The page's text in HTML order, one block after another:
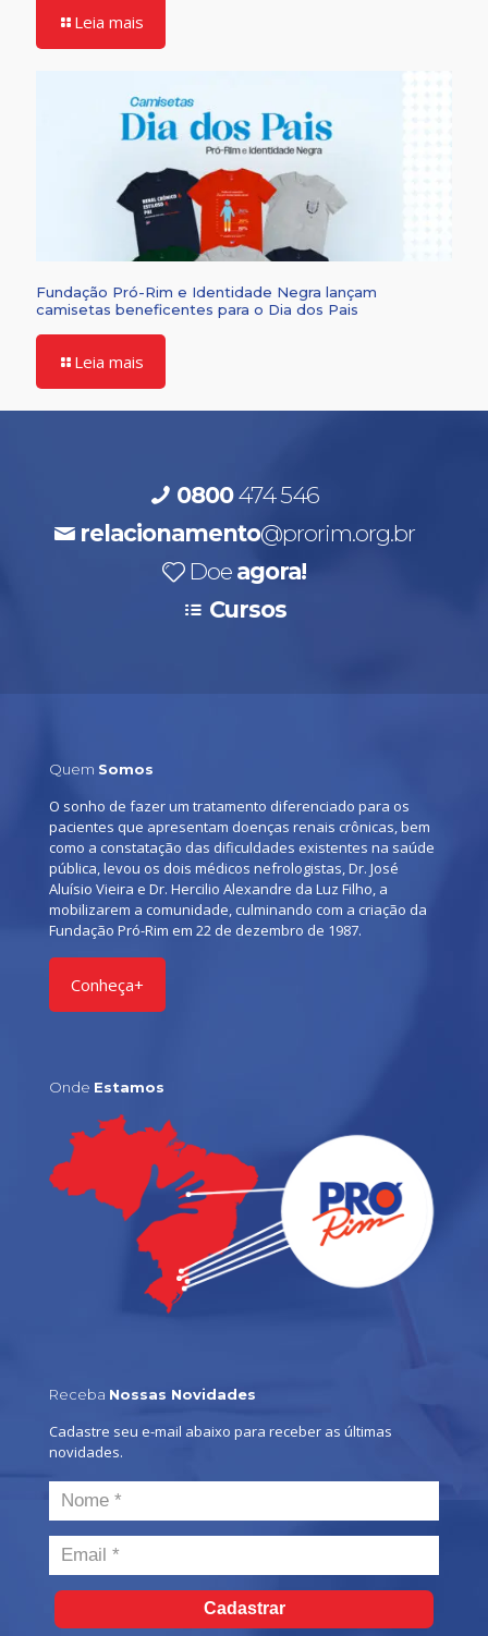
Leia mais
Fundação Pró-Rim e Identidade Negra lançam
camisetas beneficentes para o Dia dos Pais
Leia mais
0800474 546
relacionamento@prorim.org.br
Doe agora!
Cursos
Quem Somos
O sonho de fazer um tratamento diferenciado para os
pacientes que apresentam doenças renais crônicas, bem
como a constatação das dificuldades existentes na saúde
pública, levou os dois médicos nefrologistas, Dr. José
Aluísio Vieira e Dr. Hercilio Alexandre da Luz Filho, a
mobilizarem a comunidade, culminando com a criação da
Fundação Pró-Rim em 22 de dezembro de 1987.
Conheça+
Onde Estamos
Receba Nossas Novidades
Cadastre seu e-mail abaixo para receber as últimas
novidades.
Cadastrar